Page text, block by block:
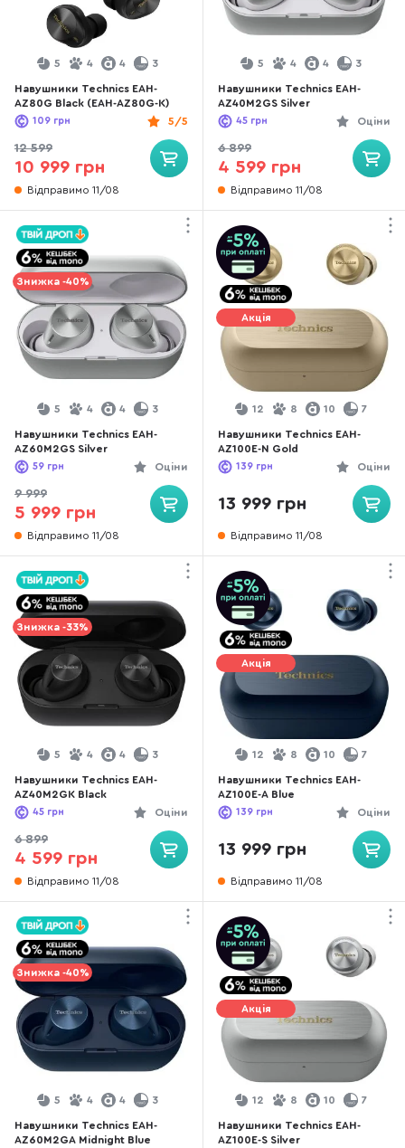
5 4 4 3
Навушники Technics EAH-
AZ80G Black (EAH-AZ80G-K)
5/5
109 грн
12 599
10 999 грн
Відправимо 11/08
5 4 4 3
Навушники Technics EAH-
AZ40M2GS Silver
Оціни
45 грн
6 899
4 599 грн
Відправимо 11/08
Знижка -40%
5 4 4 3
Навушники Technics EAH-
AZ60M2GS Silver
Оціни
59 грн
9 999
5 999 грн
Відправимо 11/08
Акція
12 8 10 7
Навушники Technics EAH-
AZ100E-N Gold
Оціни
139 грн
13 999 грн
Відправимо 11/08
Знижка -33%
5 4 4 3
Навушники Technics EAH-
AZ40M2GK Black
Оціни
45 грн
6 899
4 599 грн
Відправимо 11/08
Акція
12 8 10 7
Навушники Technics EAH-
AZ100E-A Blue
Оціни
139 грн
13 999 грн
Відправимо 11/08
Знижка -40%
5 4 4 3
Навушники Technics EAH-
AZ60M2GA Midnight Blue
Акція
12 8 10 7
Навушники Technics EAH-
AZ100E-S Silver